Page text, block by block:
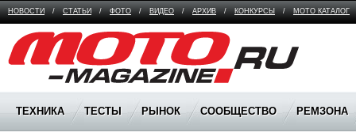
НОВОСТИ / СТАТЬИ / ФОТО / ВИДЕО / АРХИВ / КОНКУРСЫ / МОТО КАТАЛОГ
Moto Magazine
ТЕХНИКА ТЕСТЫ РЫНОК СООБЩЕСТВО РЕМЗОНА